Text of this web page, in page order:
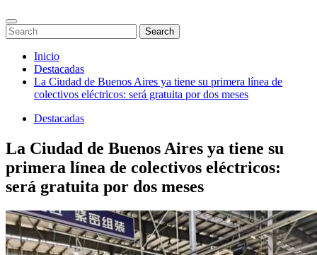
Enter
Keyword
Search
for:
Search
Search
Saltar
contenido
Inicio
Destacadas
La Ciudad de Buenos Aires ya tiene su primera línea de
colectivos eléctricos: será gratuita por dos meses
Destacadas
La Ciudad de Buenos Aires ya tiene su
primera línea de colectivos eléctricos:
será gratuita por dos meses